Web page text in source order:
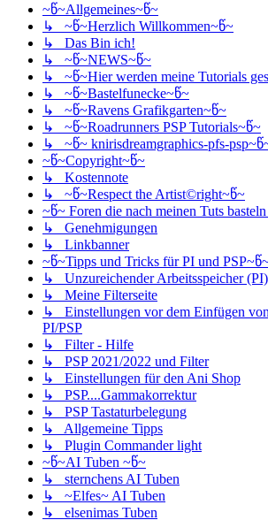
~წ~Allgemeines~წ~
↳ ~წ~Herzlich Willkommen~წ~
↳ Das Bin ich!
↳ ~წ~NEWS~წ~
↳ ~წ~Hier werden meine Tutorials
↳ ~წ~Bastelfunecke~წ~
↳ ~წ~Ravens Grafikgarten~წ~
↳ ~წ~Roadrunners PSP Tutorials~წ~
↳ ~წ~ knirisdreamgraphics-pfs-
~წ~Copyright~წ~
↳ Kostennote
↳ ~წ~Respect the Artist©right~წ~
~წ~ Foren die nach meinen Tuts
↳ Genehmigungen
↳ Linkbanner
~წ~Tipps und Tricks für PI und
↳ Unzureichender Arbeitsspeicher (PI)
↳ Meine Filterseite
↳ Einstellungen vor dem Einfügen
PI/PSP
↳ Filter - Hilfe
↳ PSP 2021/2022 und Filter
↳ Einstellungen für den Ani Shop
↳ PSP....Gammakorrektur
↳ PSP Tastaturbelegung
↳ Allgemeine Tipps
↳ Plugin Commander light
~წ~AI Tuben ~წ~
↳ sternchens AI Tuben
↳ ~Elfes~ AI Tuben
↳ elsenimas Tuben